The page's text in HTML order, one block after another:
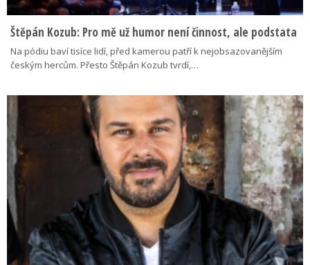
Štěpán Kozub: Pro mě už humor není činnost, ale podstata
Na pódiu baví tisíce lidí, před kamerou patří k nejobsazovanějším
českým hercům. Přesto Štěpán Kozub tvrdí,…